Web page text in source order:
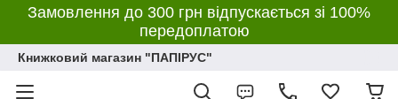
Замовлення до 300 грн відпускається зі 100%
передоплатою
Книжковий магазин "ПАПІРУС"